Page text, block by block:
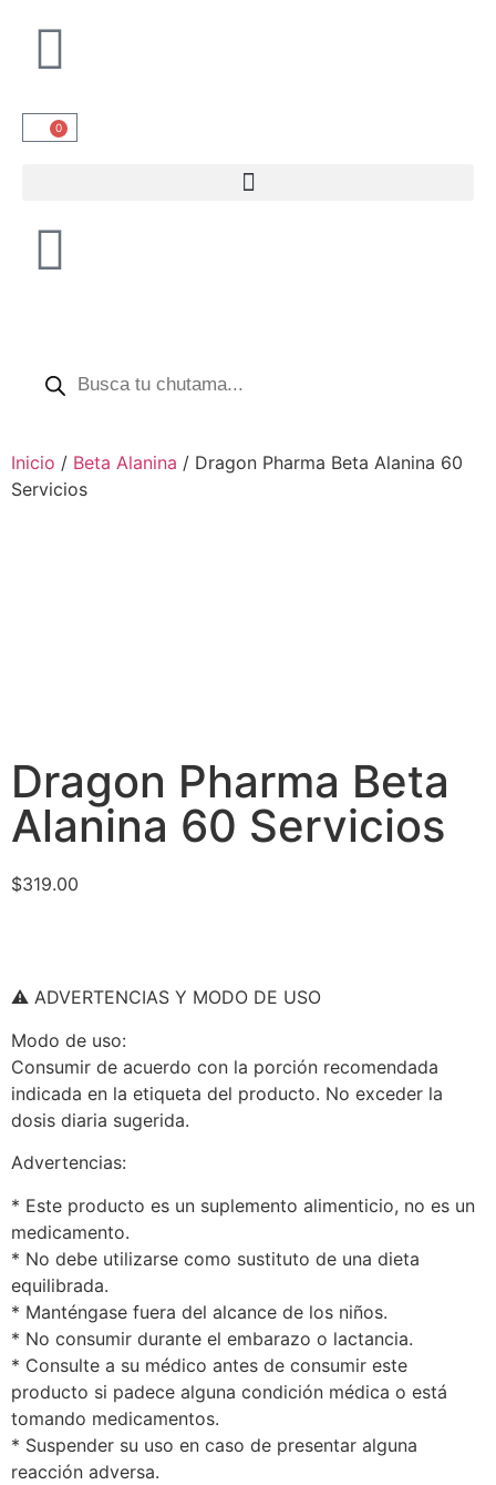
0
Inicio / Beta Alanina / Dragon Pharma Beta Alanina 60
Servicios
Dragon Pharma Beta
Alanina 60 Servicios
$319.00
⚠️ ADVERTENCIAS Y MODO DE USO
Modo de uso:
Consumir de acuerdo con la porción recomendada
indicada en la etiqueta del producto. No exceder la
dosis diaria sugerida.
Advertencias:
* Este producto es un suplemento alimenticio, no es un
medicamento.
* No debe utilizarse como sustituto de una dieta
equilibrada.
* Manténgase fuera del alcance de los niños.
* No consumir durante el embarazo o lactancia.
* Consulte a su médico antes de consumir este
producto si padece alguna condición médica o está
tomando medicamentos.
* Suspender su uso en caso de presentar alguna
reacción adversa.